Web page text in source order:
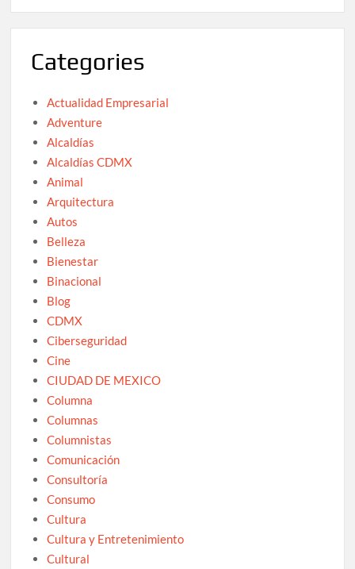
Categories
Actualidad Empresarial
Adventure
Alcaldías
Alcaldías CDMX
Animal
Arquitectura
Autos
Belleza
Bienestar
Binacional
Blog
CDMX
Ciberseguridad
Cine
CIUDAD DE MEXICO
Columna
Columnas
Columnistas
Comunicación
Consultoría
Consumo
Cultura
Cultura y Entretenimiento
Cultural